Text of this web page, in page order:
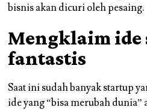
bisnis akan dicuri oleh pesaing.
Mengklaim
fantastis
Saat ini sudah banyak startup
ide yang “bisa merubah